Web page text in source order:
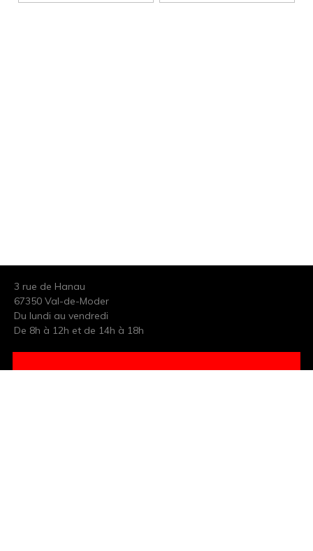
3 rue de Hanau
67350 Val-de-Moder
Du lundi au vendredi
De 8h à 12h et de 14h à 18h